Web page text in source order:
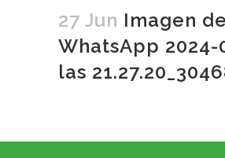
27 Jun Imagen de
WhatsApp 2024-
las